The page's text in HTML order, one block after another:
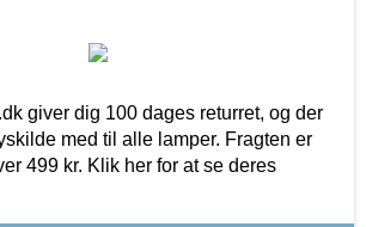
giver dig 100 dages returret, og der
med til alle lamper. Fragten er
499 kr. Klik her for at se deres